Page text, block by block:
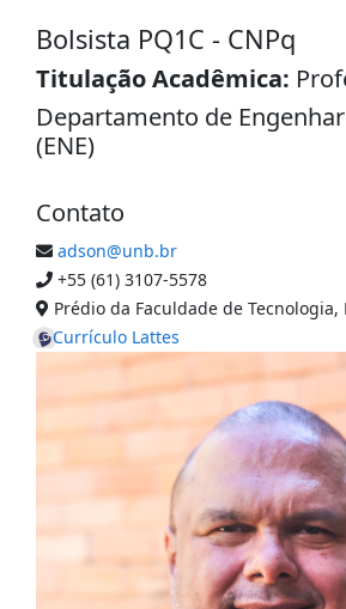
Bolsista PQ1C - CNPq
Titulação Acadêmica:
Departamento de
(ENE)
Contato
adson@unb.br
+55 (61) 3107-5578
Prédio da Faculdade de Tecnologia,
Currículo Lattes